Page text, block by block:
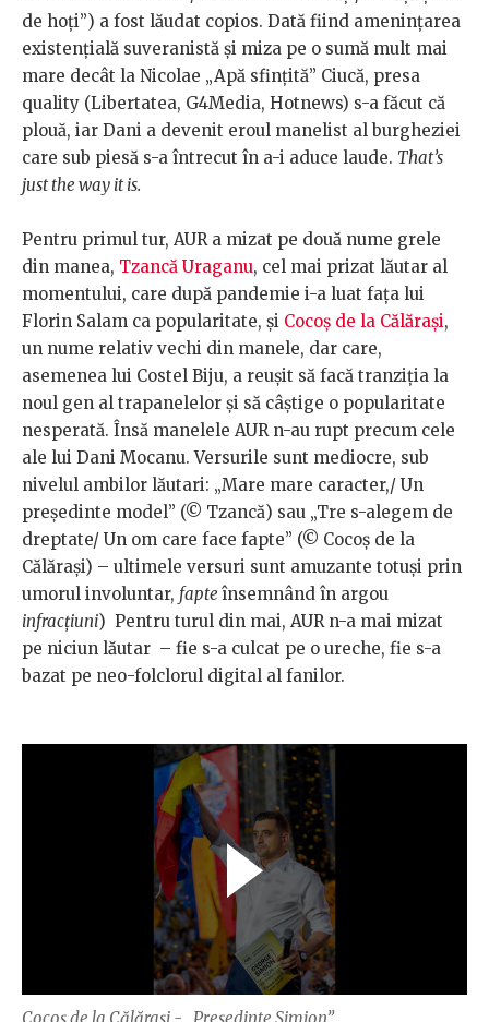
de hoți”) a fost lăudat copios. Dată fiind amenințarea
existențială suveranistă și miza pe o sumă mult mai
mare decât la Nicolae „Apă sfințită” Ciucă, presa
quality (Libertatea, G4Media, Hotnews) s-a făcut că
plouă, iar Dani a devenit eroul manelist al burgheziei
care sub piesă s-a întrecut în a-i aduce laude. That’s
just the way it is.
Pentru primul tur, AUR a mizat pe două nume grele
din manea, Tzancă Uraganu, cel mai prizat lăutar al
momentului, care după pandemie i-a luat fața lui
Florin Salam ca popularitate, și Cocoș de la Călărași,
un nume relativ vechi din manele, dar care,
asemenea lui Costel Biju, a reușit să facă tranziția la
noul gen al trapanelelor și să câștige o popularitate
nesperată. Însă manelele AUR n-au rupt precum cele
ale lui Dani Mocanu. Versurile sunt mediocre, sub
nivelul ambilor lăutari: „Mare mare caracter,/ Un
președinte model” (© Tzancă) sau „Tre s-alegem de
dreptate/ Un om care face fapte” (© Cocoș de la
Călărași) – ultimele versuri sunt amuzante totuși prin
umorul involuntar, fapte însemnând în argou
infracțiuni) Pentru turul din mai, AUR n-a mai mizat
pe niciun lăutar – fie s-a culcat pe o ureche, fie s-a
bazat pe neo-folclorul digital al fanilor.